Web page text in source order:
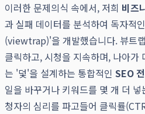
이러한 문제의식 속에서, 저희 비즈
과 실패 데이터를 분석하여 독자적
(viewtrap)'을 개발했습니다. 뷰트
클릭하고, 시청을 지속하며, 나아가
는 '덫'을 설계하는 통합적인 SEO
일을 바꾸거나 키워드를 몇 개 더
청자의 심리를 파고들어 클릭률